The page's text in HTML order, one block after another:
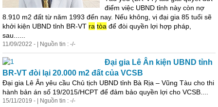
điểm việc UBND tỉnh này còn nợ
8.910 m2 đất từ năm 1993 đến nay. Nếu không, vị đại gia 85 tuổi sẽ
khởi kiện UBND tỉnh BR-VT ra tòa để đòi quyền lợi hợp pháp,
sau......
11/09/2022 - | Nguồn tin : -/-
Đại gia Lê Ân kiện UBND tỉnh
BR-VT đòi lại 20.000 m2 đất của VCSB
Đại gia Lê Ân yêu cầu Chủ tịch UBND tỉnh Bà Rịa – Vũng Tàu cho thi
hành bản án số 19/2015/HCPT để đảm bảo quyền lợi cho VCSB....
15/11/2019 - | Nguồn tin : -/-